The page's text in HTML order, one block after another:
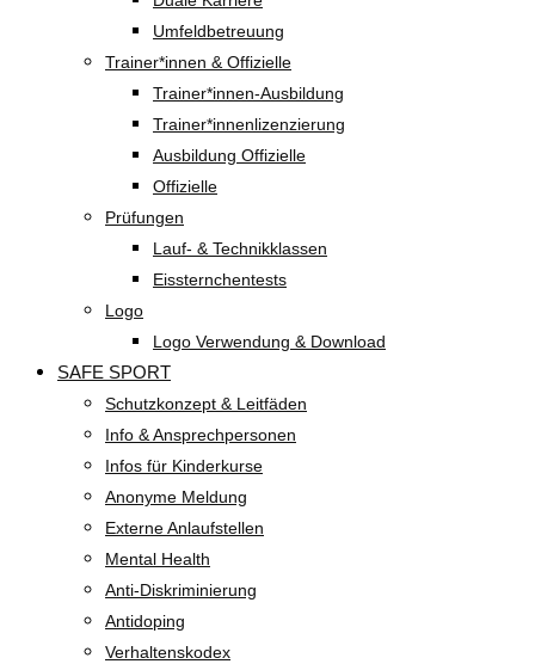
Umfeldbetreuung
Trainer*innen & Offizielle
Trainer*innen-Ausbildung
Trainer*innenlizenzierung
Ausbildung Offizielle
Offizielle
Prüfungen
Lauf- & Technikklassen
Eissternchentests
Logo
Logo Verwendung & Download
SAFE SPORT
Schutzkonzept & Leitfäden
Info & Ansprechpersonen
Infos für Kinderkurse
Anonyme Meldung
Externe Anlaufstellen
Mental Health
Anti-Diskriminierung
Antidoping
Verhaltenskodex